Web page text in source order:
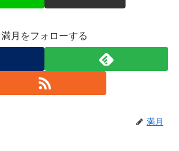
満月をフォローする
満月